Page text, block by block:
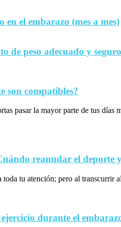
en el embarazo (mes a mes)
de peso adecuado y
son compatibles?
pasar la mayor parte de tus días
reanudar el deporte
tu atención; pero al transcurrir
durante el